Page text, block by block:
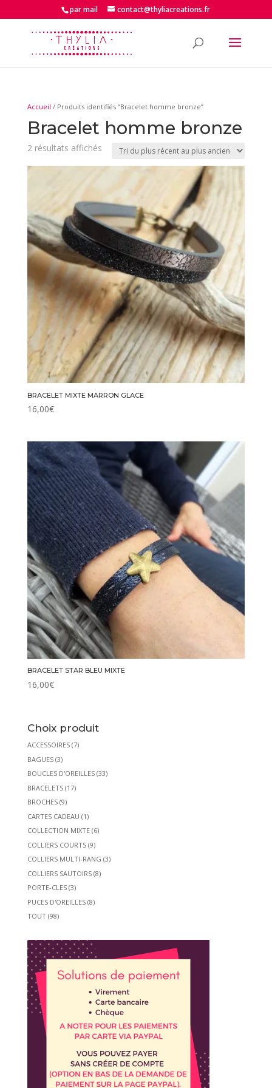
par mail contact@thyliacreations.fr
Accueil / Produits identifiés “Bracelet homme bronze”
Bracelet homme bronze
2 résultats affichésTrié
plus
plus
ancien
BRACELET MIXTE MARRON GLACE
16,00€
BRACELET STAR BLEU MIXTE
16,00€
Choix produit
ACCESSOIRES (7)
BAGUES (3)
BOUCLES D'OREILLES (33)
BRACELETS (17)
BROCHES (9)
CARTES CADEAU (1)
COLLECTION MIXTE (6)
COLLIERS COURTS (9)
COLLIERS MULTI-RANG (3)
COLLIERS SAUTOIRS (8)
PORTE-CLES (3)
PUCES D'OREILLES (8)
TOUT (98)